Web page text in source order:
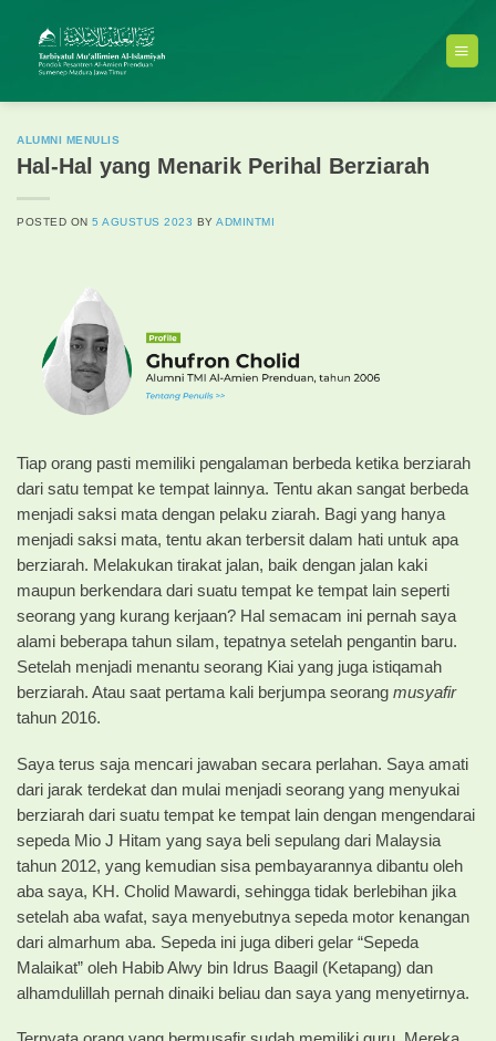
content
ALUMNI MENULIS
Hal-Hal yang Menarik Perihal Berziarah
POSTED ON5 AGUSTUS 2023 BYADMINTMI
Tiap orang pasti memiliki pengalaman berbeda ketika berziarah
dari satu tempat ke tempat lainnya. Tentu akan sangat berbeda
menjadi saksi mata dengan pelaku ziarah. Bagi yang hanya
menjadi saksi mata, tentu akan terbersit dalam hati untuk apa
berziarah. Melakukan tirakat jalan, baik dengan jalan kaki
maupun berkendara dari suatu tempat ke tempat lain seperti
seorang yang kurang kerjaan? Hal semacam ini pernah saya
alami beberapa tahun silam, tepatnya setelah pengantin baru.
Setelah menjadi menantu seorang Kiai yang juga istiqamah
berziarah. Atau saat pertama kali berjumpa seorang musyafir
tahun 2016.
Saya terus saja mencari jawaban secara perlahan. Saya amati
dari jarak terdekat dan mulai menjadi seorang yang menyukai
berziarah dari suatu tempat ke tempat lain dengan mengendarai
sepeda Mio J Hitam yang saya beli sepulang dari Malaysia
tahun 2012, yang kemudian sisa pembayarannya dibantu oleh
aba saya, KH. Cholid Mawardi, sehingga tidak berlebihan jika
setelah aba wafat, saya menyebutnya sepeda motor kenangan
dari almarhum aba. Sepeda ini juga diberi gelar “Sepeda
Malaikat” oleh Habib Alwy bin Idrus Baagil (Ketapang) dan
alhamdulillah pernah dinaiki beliau dan saya yang menyetirnya.